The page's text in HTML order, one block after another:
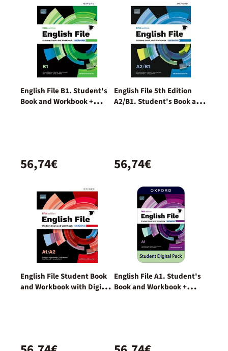
English File B1. Student's
Book and Workbook +
56,74€
English File 5th Edition
A2/B1. Student's Book and
56,74€
English File Student Book
and Workbook with Digital
English File A1. Student's
Book and Workbook +